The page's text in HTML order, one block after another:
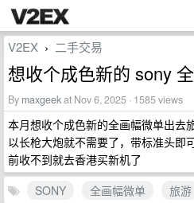
V2EX › 二手交易
想收个成色新的 sony
By maxgeekat Nov 6, 2025 · 1585 views
本月想收个成色新的全画幅微单出去
以长枪大炮就不需要了，带标准头即
前收不到就去香港买新机了
SONY
全画幅微单
旅游